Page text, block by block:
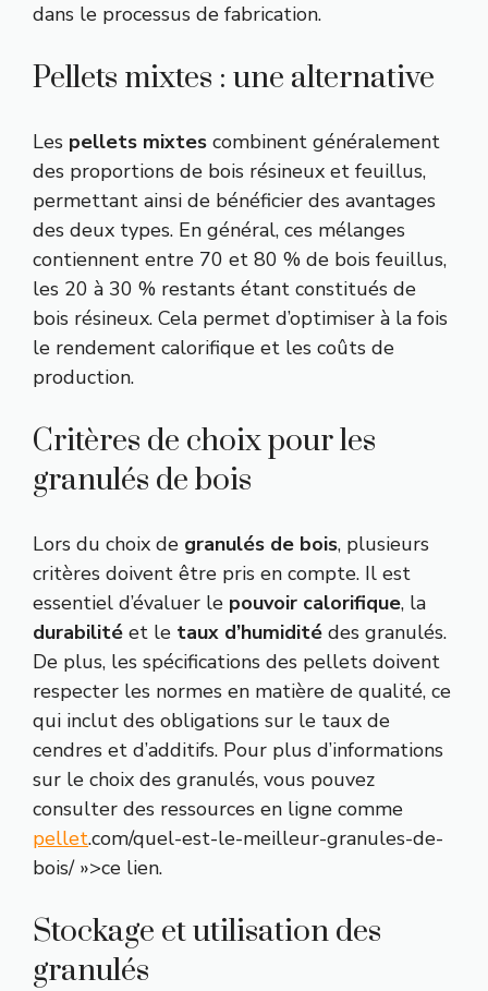
dans le processus de fabrication.
Pellets mixtes : une alternative
Les pellets mixtes combinent généralement
des proportions de bois résineux et feuillus,
permettant ainsi de bénéficier des avantages
des deux types. En général, ces mélanges
contiennent entre 70 et 80 % de bois feuillus,
les 20 à 30 % restants étant constitués de
bois résineux. Cela permet d’optimiser à la fois
le rendement calorifique et les coûts de
production.
Critères de choix pour les
granulés de bois
Lors du choix de granulés de bois, plusieurs
critères doivent être pris en compte. Il est
essentiel d’évaluer le pouvoir calorifique, la
durabilité et le taux d’humidité des granulés.
De plus, les spécifications des pellets doivent
respecter les normes en matière de qualité, ce
qui inclut des obligations sur le taux de
cendres et d’additifs. Pour plus d’informations
sur le choix des granulés, vous pouvez
consulter des ressources en ligne comme
pellet.com/quel-est-le-meilleur-granules-de-
bois/ »>ce lien.
Stockage et utilisation des
granulés